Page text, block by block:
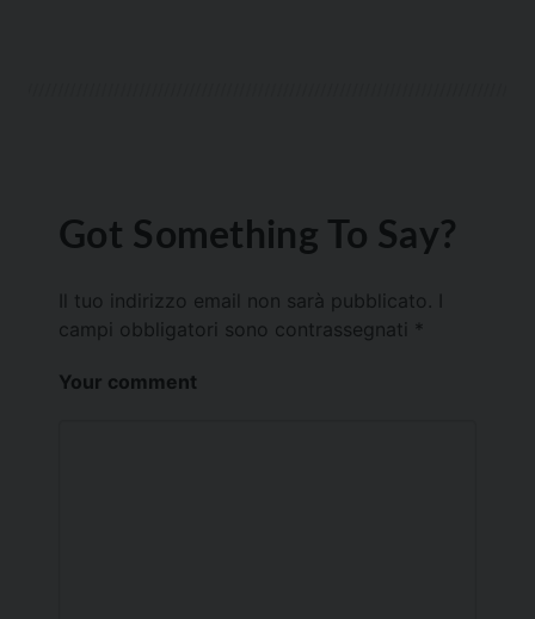
Got Something To Say?
Il tuo indirizzo email non sarà pubblicato.
campi obbligatori sono contrassegnati *
Your comment